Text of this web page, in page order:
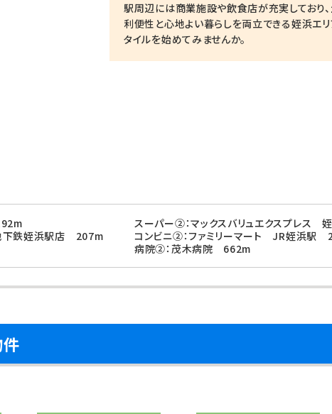
駅周辺には商業施設や飲食店が充実しており、
利便性と心地よい暮らしを両立できる姪浜エ
タイルを始めてみませんか。
スーパー②：マックスバリュエクスプレス
下鉄姪浜駅店 207m
コンビニ②：ファミリーマート JR姪浜駅
病院②：茂木病院 662m